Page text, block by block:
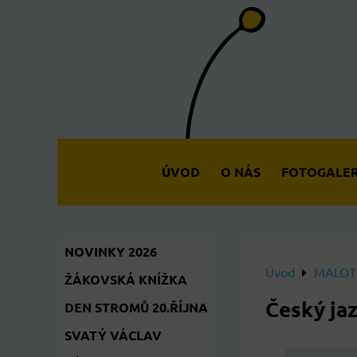
ÚVOD O NÁS
Úvod
Český
NOVINKY 2026
ŽÁKOVSKÁ KNÍŽKA
DEN STROMŮ 20.ŘÍJNA
SVATÝ VÁCLAV